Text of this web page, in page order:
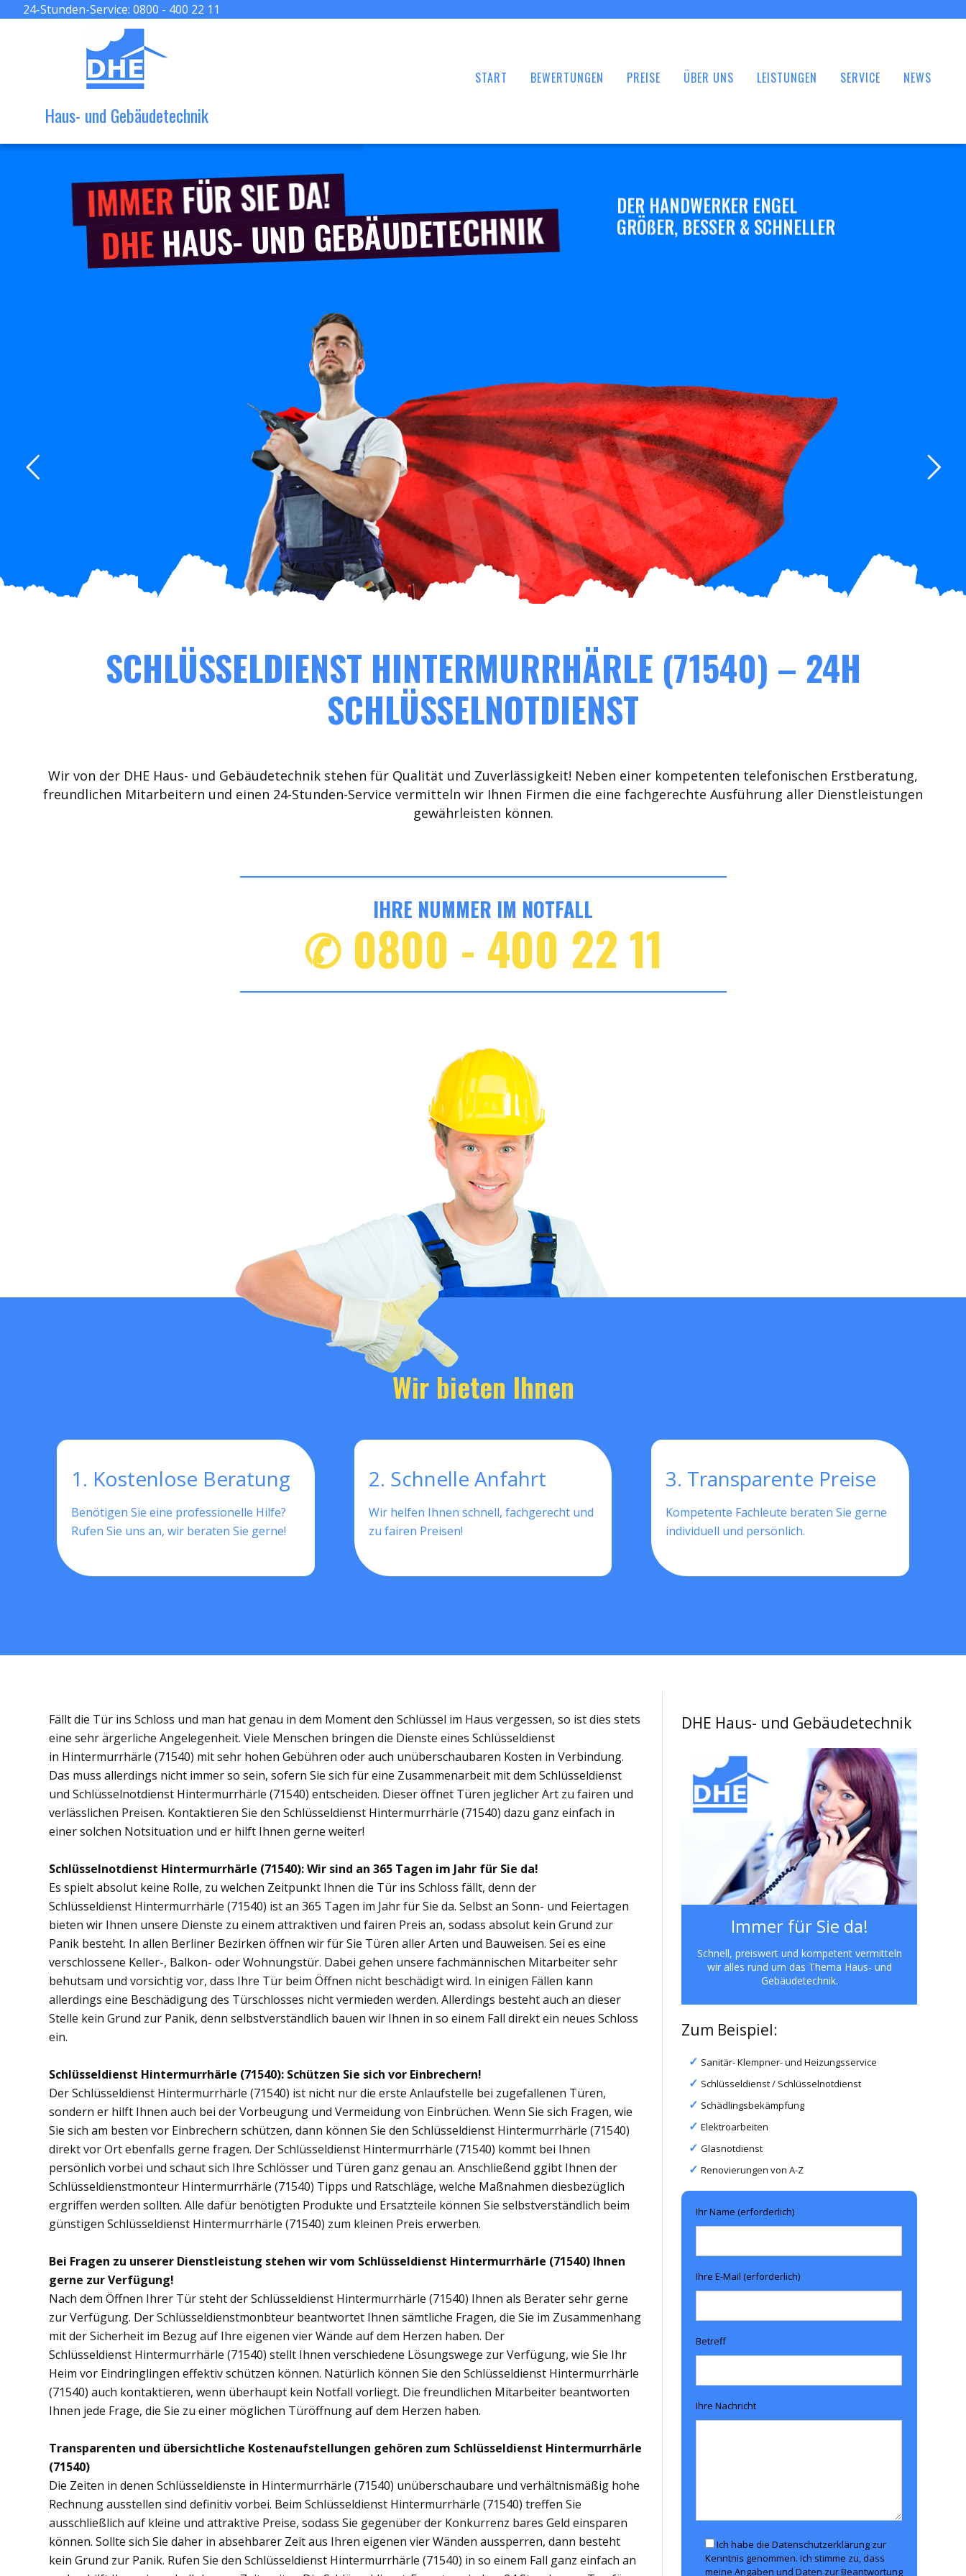
24-Stunden-Service: 0800 - 400 22 11
Haus- und Gebäudetechnik
START BEWERTUNGEN PREISE ÜBER UNS LEISTUNGEN SERVICE NEWS
IMMERFÜR SIE DA!
DHEHAUS- UND GEBÄUDETECHNIK
DER HANDWERKER ENGEL
GRÖßER, BESSER & SCHNELLER
SCHLÜSSELDIENST HINTERMURRHÄRLE (71540) – 24H
SCHLÜSSELNOTDIENST
Wir von der DHE Haus- und Gebäudetechnik stehen für Qualität und Zuverlässigkeit! Neben einer kompetenten telefonischen Erstberatung,
freundlichen Mitarbeitern und einen 24-Stunden-Service vermitteln wir Ihnen Firmen die eine fachgerechte Ausführung aller Dienstleistungen
gewährleisten können.
IHRE NUMMER IM NOTFALL
✆ 0800 - 400 22 11
Wir bieten Ihnen
1. Kostenlose Beratung
Benötigen Sie eine professionelle Hilfe?
Rufen Sie uns an, wir beraten Sie gerne!
2. Schnelle Anfahrt
Wir helfen Ihnen schnell, fachgerecht und
zu fairen Preisen!
3. Transparente Preise
Kompetente Fachleute beraten Sie gerne
individuell und persönlich.
DHE Haus- und Gebäudetechnik
Immer für Sie da!
Schnell, preiswert und kompetent vermitteln
wir alles rund um das Thema Haus- und
Gebäudetechnik.
Zum Beispiel:
Sanitär- Klempner- und Heizungsservice
Schlüsseldienst / Schlüsselnotdienst
Schädlingsbekämpfung
Elektroarbeiten
Glasnotdienst
Renovierungen von A-Z
Ihr Name (erforderlich)
Ihre E-Mail (erforderlich)
Betreff
Ihre Nachricht
Ich habe die Datenschutzerklärung zur
Kenntnis genommen. Ich stimme zu, dass
meine Angaben und Daten zur Beantwortung
Fällt die Tür ins Schloss und man hat genau in dem Moment den Schlüssel im Haus vergessen, so ist dies stets
eine sehr ärgerliche Angelegenheit. Viele Menschen bringen die Dienste eines Schlüsseldienst
in Hintermurrhärle (71540) mit sehr hohen Gebühren oder auch unüberschaubaren Kosten in Verbindung.
Das muss allerdings nicht immer so sein, sofern Sie sich für eine Zusammenarbeit mit dem Schlüsseldienst
und Schlüsselnotdienst Hintermurrhärle (71540) entscheiden. Dieser öffnet Türen jeglicher Art zu fairen und
verlässlichen Preisen. Kontaktieren Sie den Schlüsseldienst Hintermurrhärle (71540) dazu ganz einfach in
einer solchen Notsituation und er hilft Ihnen gerne weiter!
Schlüsselnotdienst Hintermurrhärle (71540): Wir sind an 365 Tagen im Jahr für Sie da!
Es spielt absolut keine Rolle, zu welchen Zeitpunkt Ihnen die Tür ins Schloss fällt, denn der
Schlüsseldienst Hintermurrhärle (71540) ist an 365 Tagen im Jahr für Sie da. Selbst an Sonn- und Feiertagen
bieten wir Ihnen unsere Dienste zu einem attraktiven und fairen Preis an, sodass absolut kein Grund zur
Panik besteht. In allen Berliner Bezirken öffnen wir für Sie Türen aller Arten und Bauweisen. Sei es eine
verschlossene Keller-, Balkon- oder Wohnungstür. Dabei gehen unsere fachmännischen Mitarbeiter sehr
behutsam und vorsichtig vor, dass Ihre Tür beim Öffnen nicht beschädigt wird. In einigen Fällen kann
allerdings eine Beschädigung des Türschlosses nicht vermieden werden. Allerdings besteht auch an dieser
Stelle kein Grund zur Panik, denn selbstverständlich bauen wir Ihnen in so einem Fall direkt ein neues Schloss
ein.
Schlüsseldienst Hintermurrhärle (71540): Schützen Sie sich vor Einbrechern!
Der Schlüsseldienst Hintermurrhärle (71540) ist nicht nur die erste Anlaufstelle bei zugefallenen Türen,
sondern er hilft Ihnen auch bei der Vorbeugung und Vermeidung von Einbrüchen. Wenn Sie sich Fragen, wie
Sie sich am besten vor Einbrechern schützen, dann können Sie den Schlüsseldienst Hintermurrhärle (71540)
direkt vor Ort ebenfalls gerne fragen. Der Schlüsseldienst Hintermurrhärle (71540) kommt bei Ihnen
persönlich vorbei und schaut sich Ihre Schlösser und Türen ganz genau an. Anschließend ggibt Ihnen der
Schlüsseldienstmonteur Hintermurrhärle (71540) Tipps und Ratschläge, welche Maßnahmen diesbezüglich
ergriffen werden sollten. Alle dafür benötigten Produkte und Ersatzteile können Sie selbstverständlich beim
günstigen Schlüsseldienst Hintermurrhärle (71540) zum kleinen Preis erwerben.
Bei Fragen zu unserer Dienstleistung stehen wir vom Schlüsseldienst Hintermurrhärle (71540) Ihnen
gerne zur Verfügung!
Nach dem Öffnen Ihrer Tür steht der Schlüsseldienst Hintermurrhärle (71540) Ihnen als Berater sehr gerne
zur Verfügung. Der Schlüsseldienstmonbteur beantwortet Ihnen sämtliche Fragen, die Sie im Zusammenhang
mit der Sicherheit im Bezug auf Ihre eigenen vier Wände auf dem Herzen haben. Der
Schlüsseldienst Hintermurrhärle (71540) stellt Ihnen verschiedene Lösungswege zur Verfügung, wie Sie Ihr
Heim vor Eindringlingen effektiv schützen können. Natürlich können Sie den Schlüsseldienst Hintermurrhärle
(71540) auch kontaktieren, wenn überhaupt kein Notfall vorliegt. Die freundlichen Mitarbeiter beantworten
Ihnen jede Frage, die Sie zu einer möglichen Türöffnung auf dem Herzen haben.
Transparenten und übersichtliche Kostenaufstellungen gehören zum Schlüsseldienst Hintermurrhärle
(71540)
Die Zeiten in denen Schlüsseldienste in Hintermurrhärle (71540) unüberschaubare und verhältnismäßig hohe
Rechnung ausstellen sind definitiv vorbei. Beim Schlüsseldienst Hintermurrhärle (71540) treffen Sie
ausschließlich auf kleine und attraktive Preise, sodass Sie gegenüber der Konkurrenz bares Geld einsparen
können. Sollte sich Sie daher in absehbarer Zeit aus Ihren eigenen vier Wänden aussperren, dann besteht
kein Grund zur Panik. Rufen Sie den Schlüsseldienst Hintermurrhärle (71540) in so einem Fall ganz einfach an